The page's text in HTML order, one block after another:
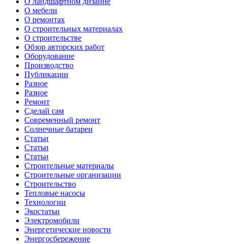
О мебели
О ремонтах
О строительных материалах
О строительстве
Обзор авторских работ
Оборудование
Производство
Публикации
Разное
Разное
Ремонт
Сделай сам
Современный ремонт
Солнечные батареи
Статьи
Статьи
Статьи
Строительные материалы
Строительные организации
Строительство
Тепловые насосы
Технологии
Экостатьи
Электромобили
Энергетические новости
Энергосбережение